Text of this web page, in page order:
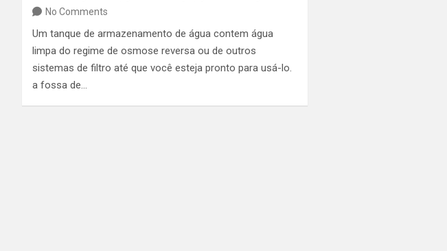
No Comments
Um tanque de armazenamento de água contem água
limpa do regime de osmose reversa ou de outros
sistemas de filtro até que você esteja pronto para usá-lo.
a fossa de…